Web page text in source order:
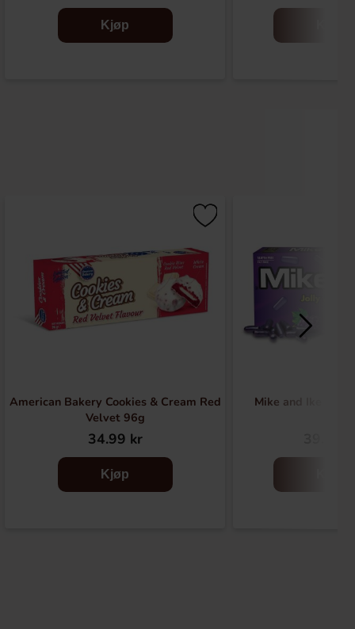
Kjøp
American Bakery Cookies & Cream Red
Velvet 96g
34.99 kr
Kjøp
Mike and Ike Jolly